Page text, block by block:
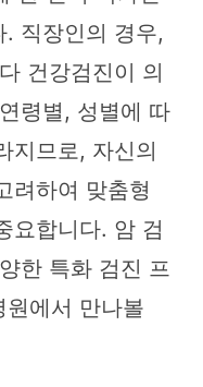
직장인의 경우,
건강검진이 의
령별, 성별에 따
지므로, 자신의
려하여 맞춤형
요합니다. 암 검
한 특화 검진 프
원에서 만나볼